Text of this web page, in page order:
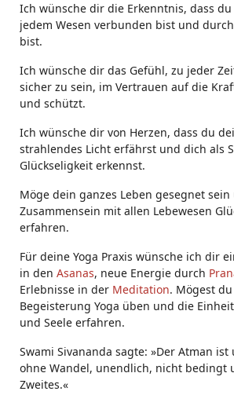
Ich wünsche dir die Erkenntnis, dass
jedem Wesen verbunden bist und
bist.
Ich wünsche dir das Gefühl, zu jeder
sicher zu sein, im Vertrauen auf die
und schützt.
Ich wünsche dir von Herzen, dass du
strahlendes Licht erfährst und dich als
Glückseligkeit erkennst.
Möge dein ganzes Leben gesegnet
Zusammensein mit allen Lebewesen
erfahren.
Für deine Yoga Praxis wünsche ich dir
in den Asanas, neue Energie durch
Erlebnisse in der Meditation. Mögest
Begeisterung Yoga üben und die
und Seele erfahren.
Swami Sivananda sagte: »Der Atman
ohne Wandel, unendlich, nicht bedingt
Zweites.«